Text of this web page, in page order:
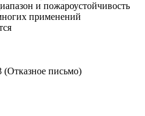
и пожароустойчивость
применений
письмо)